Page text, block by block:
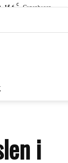
15.6 C Copenhagen
i